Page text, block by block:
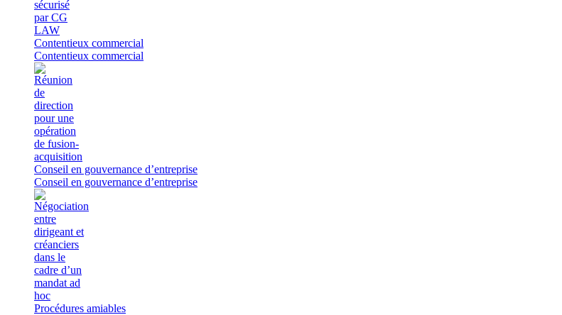
Contentieux commercial
Contentieux commercial
Conseil en gouvernance d’entreprise
Conseil en gouvernance d’entreprise
Procédures amiables